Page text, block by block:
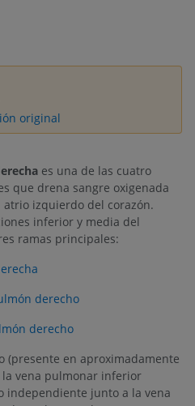
original
es una de las cuatro
que drena sangre oxigenada
izquierdo del corazón.
inferior y media del
ramas principales:
derecho
derecho
(presente en aproximadamente
la vena pulmonar inferior
independiente junto a la vena